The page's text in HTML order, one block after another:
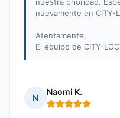
nuevamente en CITY-
Atentamente,
El equipo de CITY-
N
Naomi K.
Nota: 5 de 5